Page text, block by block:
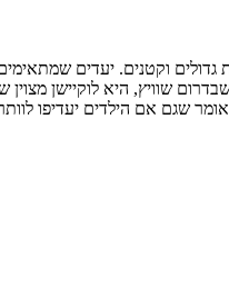
וקטנים. יעדים
שוויץ, היא לוקיישן